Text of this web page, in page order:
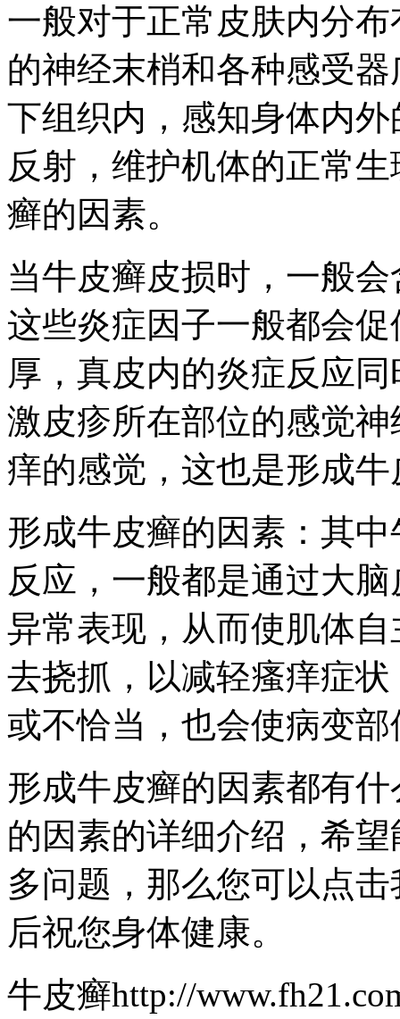
一般对于正常皮肤内分
的神经末梢和各种感受
下组织内，感知身体内
反射，维护机体的正常
癣的因素。
当牛皮癣皮损时，一般
这些炎症因子一般都会
厚，真皮内的炎症反应
激皮疹所在部位的感觉
痒的感觉，这也是形成
形成牛皮癣的因素：其
反应，一般都是通过大
异常表现，从而使肌体
去挠抓，以减轻瘙痒症
或不恰当，也会使病变
形成牛皮癣的因素都有
的因素的详细介绍，希
多问题，那么您可以点
后祝您身体健康。
牛皮癣http://